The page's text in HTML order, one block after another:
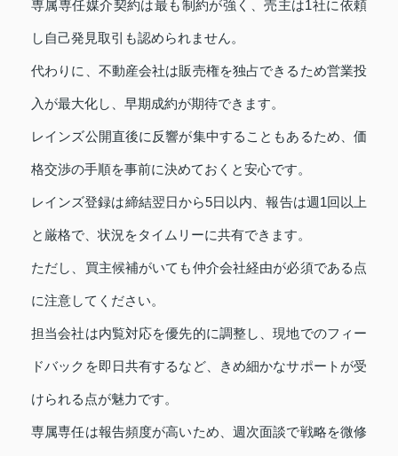
専属専任媒介契約は最も制約が強く、売主は1社に依頼
し自己発見取引も認められません。
代わりに、不動産会社は販売権を独占できるため営業投
入が最大化し、早期成約が期待できます。
レインズ公開直後に反響が集中することもあるため、価
格交渉の手順を事前に決めておくと安心です。
レインズ登録は締結翌日から5日以内、報告は週1回以上
と厳格で、状況をタイムリーに共有できます。
ただし、買主候補がいても仲介会社経由が必須である点
に注意してください。
担当会社は内覧対応を優先的に調整し、現地でのフィー
ドバックを即日共有するなど、きめ細かなサポートが受
けられる点が魅力です。
専属専任は報告頻度が高いため、週次面談で戦略を微修